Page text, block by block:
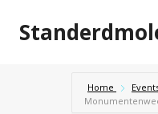
naar
Home